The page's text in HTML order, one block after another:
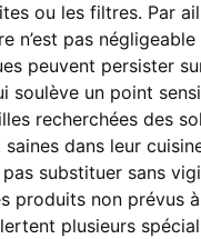
ou les filtres. Par
n’est pas négligeable
peuvent persister
soulève un point
recherchées des
saines dans leur
substituer sans
produits non prévus
plusieurs